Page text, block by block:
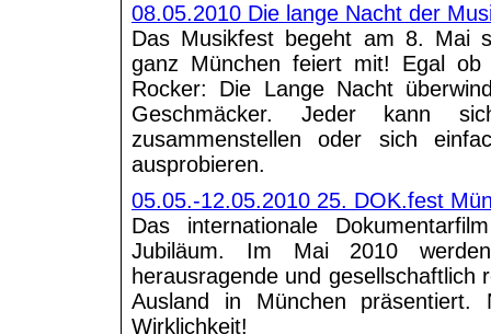
08.05.2010 Die lange Nacht der
Das Musikfest begeht am 8. Mai
ganz München feiert mit! Egal ob
Rocker: Die Lange Nacht
Geschmäcker. Jeder kann
zusammenstellen oder sich
ausprobieren.
05.05.-12.05.2010 25. DOK.fest
Das internationale
Jubiläum. Im Mai 2010
herausragende und
Ausland in München
Wirklichkeit!